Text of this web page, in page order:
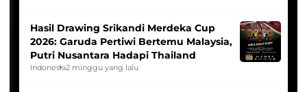
Hasil Drawing Srikandi Merdeka Cup
2026: Garuda Pertiwi Bertemu Malaysia,
Putri Nusantara Hadapi Thailand
Indonesia2 minggu yang lalu